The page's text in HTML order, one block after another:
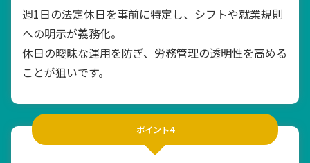
週1日の法定休日を事前に特定し、シフトや就業規則
への明示が義務化。
休日の曖昧な運用を防ぎ、労務管理の透明性を高める
ことが狙いです。
ポイント4